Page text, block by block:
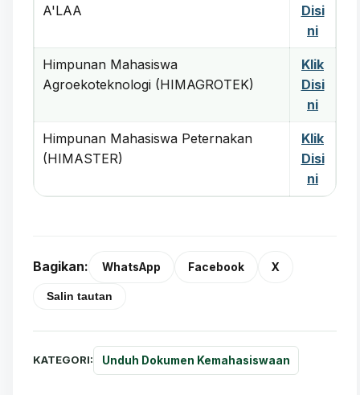
A'LAA
Disi
ni
Himpunan Mahasiswa
Agroekoteknologi (HIMAGROTEK)
Klik
Disi
ni
Himpunan Mahasiswa Peternakan
(HIMASTER)
Klik
Disi
ni
Bagikan: WhatsApp Facebook X
Salin tautan
KATEGORI: Unduh Dokumen Kemahasiswaan